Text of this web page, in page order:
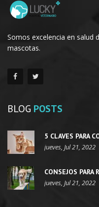
Somos excelencia en salud
mascotas.
BLOG POSTS
5 CLAVES PARA
jueves, Jul 21, 2022
CONSEJOS PARA
jueves, Jul 21, 2022